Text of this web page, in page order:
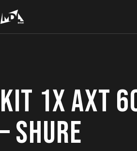
the
content
KIT 1X AXT
– SHURE